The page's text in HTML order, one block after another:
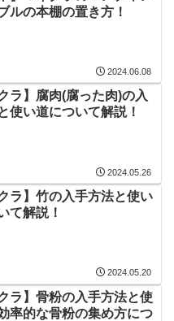
ルの本棚の置き方！
2024.06.08
ラ】腐肉(腐った肉)の入
使い道について解説！
2024.05.26
ラ】竹の入手方法と使い
て解説！
2024.05.20
ラ】骨粉の入手方法と使
率的な骨粉の集め方につ